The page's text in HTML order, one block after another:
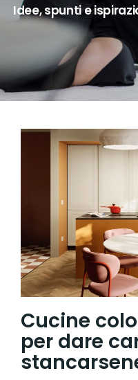
Idee, spunti e
Cucine
per dare